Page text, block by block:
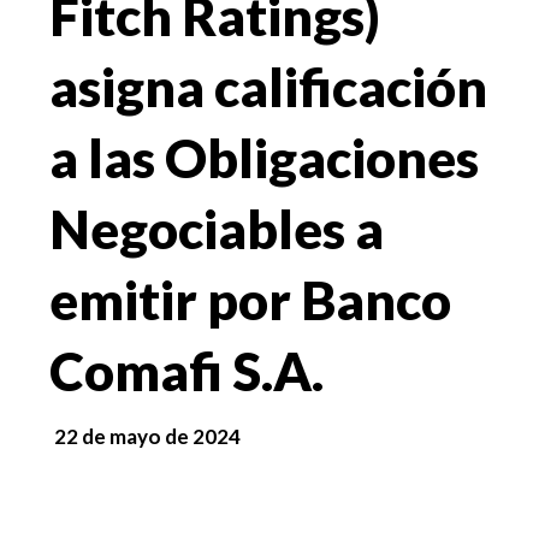
Fitch Ratings)
asigna calificación
a las Obligaciones
Negociables a
emitir por Banco
Comafi S.A.
22 de mayo de 2024